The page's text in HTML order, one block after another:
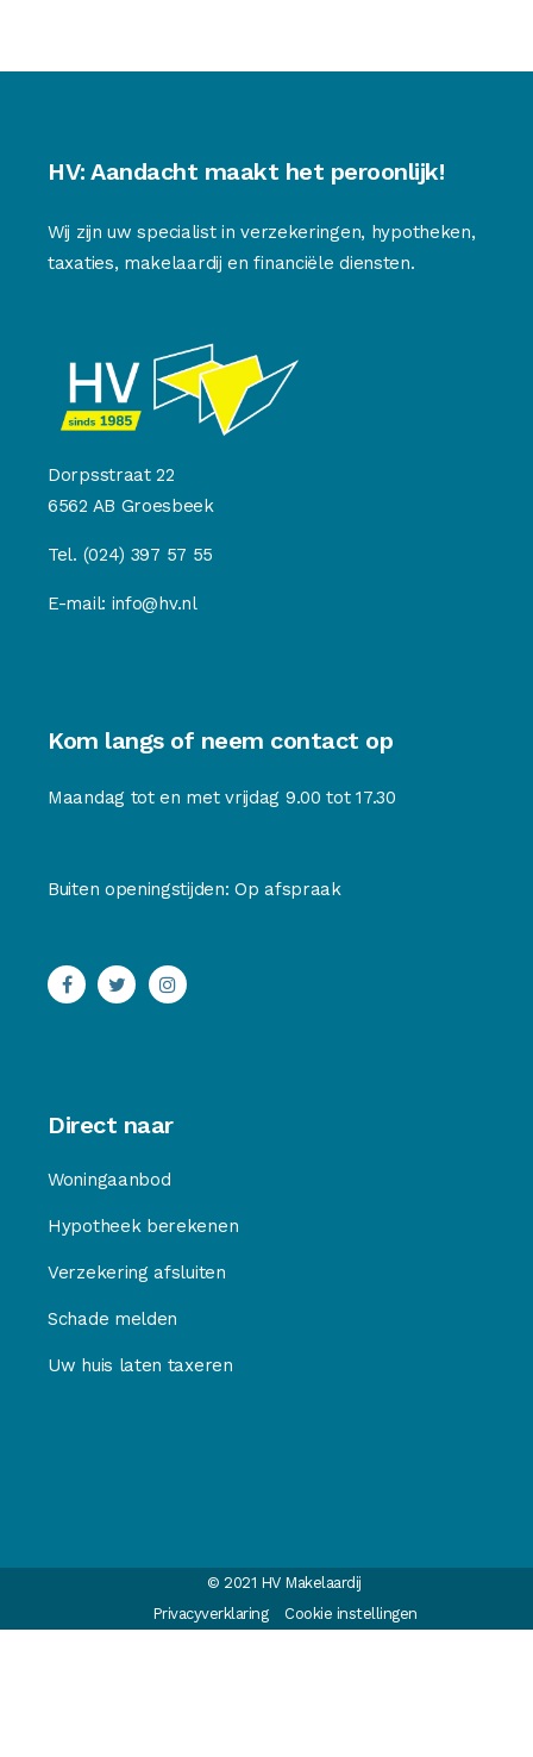
HV: Aandacht maakt het peroonlijk!
Wij zijn uw specialist in verzekeringen, hypotheken,
taxaties, makelaardij en financiële diensten.
Dorpsstraat 22
6562 AB Groesbeek
Tel. (024) 397 57 55
E-mail: info@hv.nl
Kom langs of neem contact op
Maandag tot en met vrijdag 9.00 tot 17.30
Buiten openingstijden: Op afspraak
Direct naar
Woningaanbod
Hypotheek berekenen
Verzekering afsluiten
Schade melden
Uw huis laten taxeren
© 2021 HV Makelaardij
Privacyverklaring
Cookie instellingen